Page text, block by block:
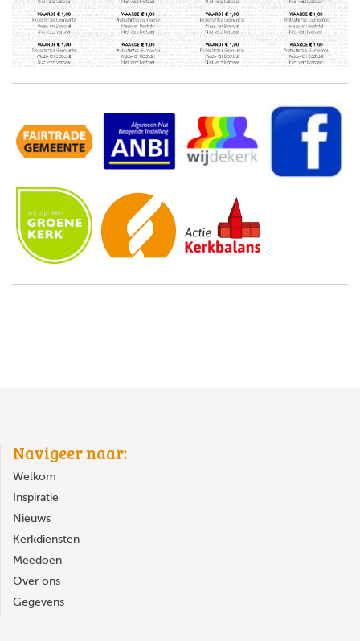
Navigeer naar:
Welkom
Inspiratie
Nieuws
Kerkdiensten
Meedoen
Over ons
Gegevens